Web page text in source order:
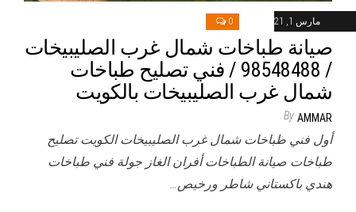
مارس 1, 2021 0
صيانة طباخات شمال غرب الصليبيخات
/ 98548488 / فني تصليح طباخات
شمال غرب الصليبيخات بالكويت
By AMMAR
أول فني طباخات شمال غرب الصليبيخات الكويت تصليح
طباخات صيانة الطباخات أفران الغاز جولة فني طباخات
هندي باكستاني شاطر ورخيص…